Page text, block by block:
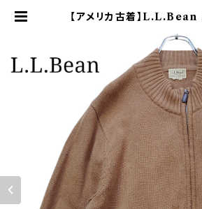
【アメリカ古着】L.L.Bean
| オンライン古着屋